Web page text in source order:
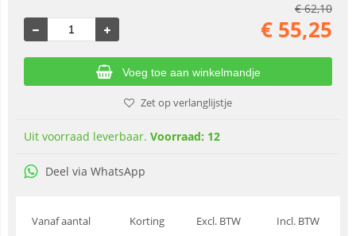
€62,10
€ 55,25
Voeg toe aan winkelmandje
Zet op verlanglijstje
Uit voorraad leverbaar. Voorraad: 12
Deel via WhatsApp
Vanaf aantal Korting Excl. BTW Incl. BTW